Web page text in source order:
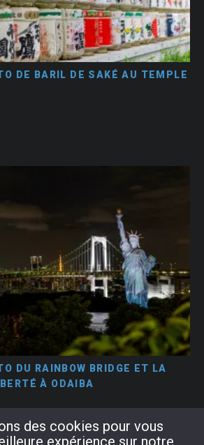
DE BARIL DE SAKÉ AU TEMPLE
DU RAINBOW BRIDGE ET LA
À ODAIBA
:
€
des cookies pour vous
expérience sur notre